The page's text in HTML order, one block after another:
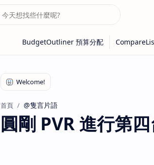
首頁 @隻言片語
圓剛 PVR 進行第